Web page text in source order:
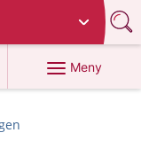
Meny